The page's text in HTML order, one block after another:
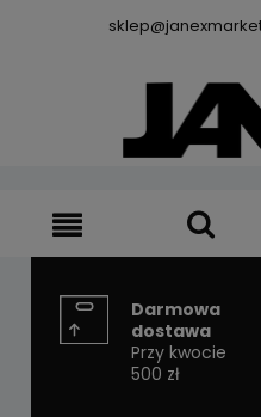
Darmowa
dostawa
Przy kwocie
500 zł